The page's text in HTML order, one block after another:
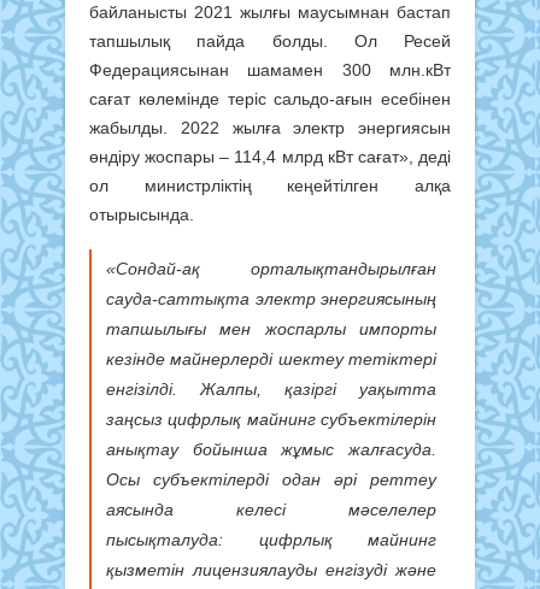
байланысты 2021 жылғы маусымнан бастап
тапшылық пайда болды. Ол Ресей
Федерациясынан шамамен 300 млн.кВт
сағат көлемінде теріс сальдо-ағын есебінен
жабылды. 2022 жылға электр энергиясын
өндіру жоспары – 114,4 млрд кВт сағат», деді
ол министрліктің кеңейтілген алқа
отырысында.
«Сондай-ақ орталықтандырылған
сауда-саттықта электр энергиясының
тапшылығы мен жоспарлы импорты
кезінде майнерлерді шектеу тетіктері
енгізілді. Жалпы, қазіргі уақытта
заңсыз цифрлық майнинг субъектілерін
анықтау бойынша жұмыс жалғасуда.
Осы субъектілерді одан әрі реттеу
аясында келесі мәселелер
пысықталуда: цифрлық майнинг
қызметін лицензиялауды енгізуді және